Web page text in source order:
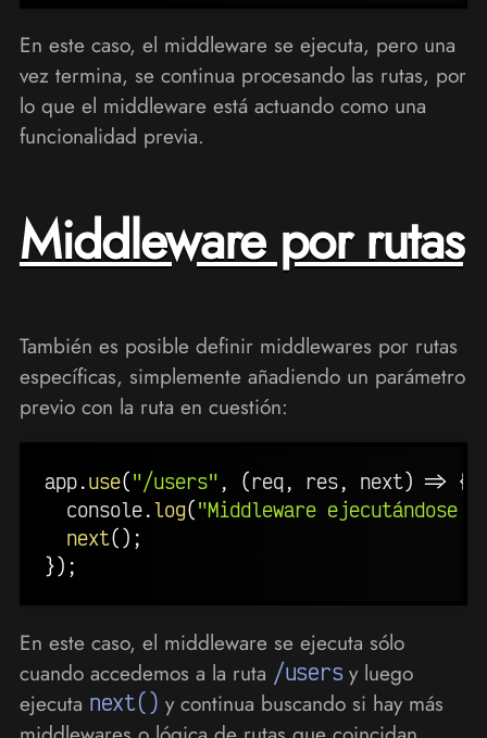
En este caso, el middleware se ejecuta, pero una
vez termina, se continua procesando las rutas, por
lo que el middleware está actuando como una
funcionalidad previa.
Middleware por rutas
También es posible definir middlewares por rutas
específicas, simplemente añadiendo un parámetro
previo con la ruta en cuestión:
app.use("/users" , (req, res, next) => {
  console
. log("Middleware ejecutándose
next() ;
}) ;
En este caso, el middleware se ejecuta sólo
cuando accedemos a la ruta /usersy luego
ejecuta next() y continua buscando si hay más